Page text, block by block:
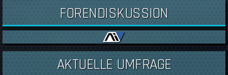
FORENDISKUSSION
AKTUELLE UMFRAGE